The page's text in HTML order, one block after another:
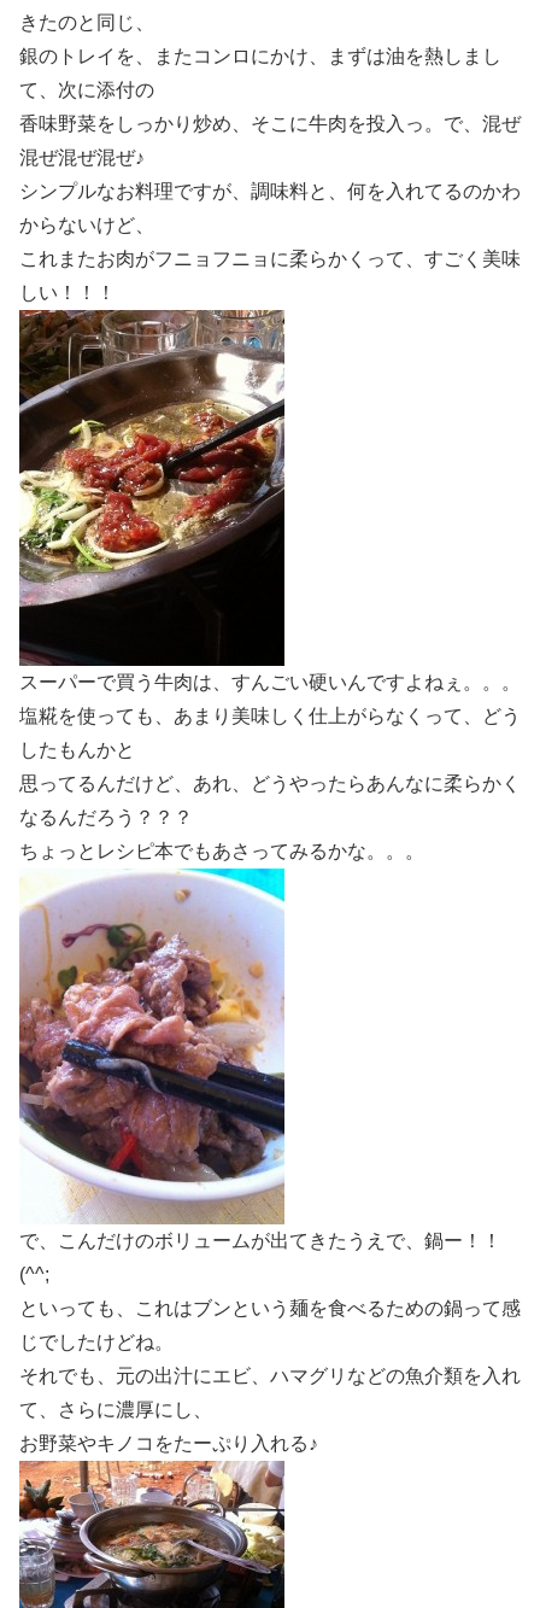
きたのと同じ、
銀のトレイを、またコンロにかけ、まずは油を熱しまし
て、次に添付の
香味野菜をしっかり炒め、そこに牛肉を投入っ。で、混ぜ
混ぜ混ぜ混ぜ♪
シンプルなお料理ですが、調味料と、何を入れてるのかわ
からないけど、
これまたお肉がフニョフニョに柔らかくって、すごく美味
しい！！！
スーパーで買う牛肉は、すんごい硬いんですよねぇ。。。
塩糀を使っても、あまり美味しく仕上がらなくって、どう
したもんかと
思ってるんだけど、あれ、どうやったらあんなに柔らかく
なるんだろう？？？
ちょっとレシピ本でもあさってみるかな。。。
で、こんだけのボリュームが出てきたうえで、鍋ー！！
(^^;
といっても、これはブンという麺を食べるための鍋って感
じでしたけどね。
それでも、元の出汁にエビ、ハマグリなどの魚介類を入れ
て、さらに濃厚にし、
お野菜やキノコをたーぷり入れる♪